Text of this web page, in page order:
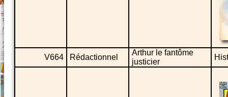
V664 Rédactionnel
Arthur le fantôme
justicier